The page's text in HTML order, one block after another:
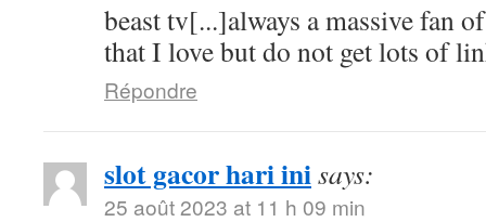
beast tv[...]always a massive fan
that I love but do not get lots of
Répondre
slot gacor hari inisays:
25 août 2023 at 11 h 09 min